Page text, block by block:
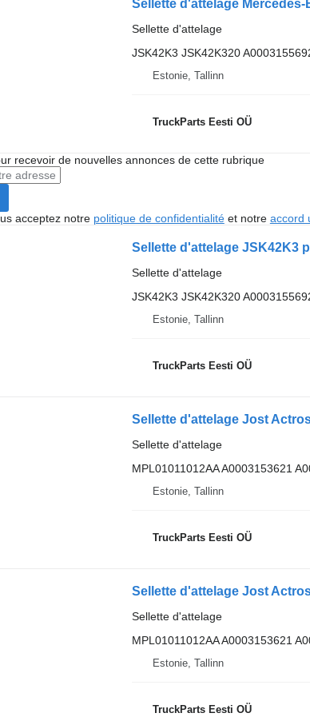
Sellette d'attelage
JSK42K3 JSK42K320
Estonie, Tallinn
TruckParts Eesti OÜ
recevoir de nouvelles annonces de cette rubrique
acceptez notre politique de confidentialitéet notre accord
Sellette d'attelage
JSK42K3 JSK42K320
Estonie, Tallinn
TruckParts Eesti OÜ
Sellette d'attelage
MPL01011012AA A0003153621
Estonie, Tallinn
TruckParts Eesti OÜ
Sellette d'attelage
MPL01011012AA A0003153621
Estonie, Tallinn
TruckParts Eesti OÜ